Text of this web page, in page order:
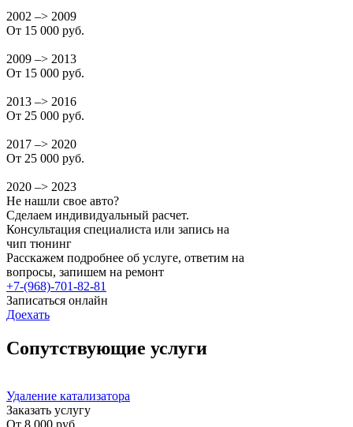
2002 –> 2009
От 15 000 руб.
2009 –> 2013
От 15 000 руб.
2013 –> 2016
От 25 000 руб.
2017 –> 2020
От 25 000 руб.
2020 –> 2023
Не нашли свое авто?
Сделаем индивидуальный расчет.
Консультация специалиста или запись на
чип тюнинг
Расскажем подробнее об услуге, ответим на
вопросы, запишем на ремонт
+7-(968)-701-82-81
Записаться онлайн
Доехать
Сопутствующие услуги
Удаление катализатора
Заказать услугу
От 8 000 руб